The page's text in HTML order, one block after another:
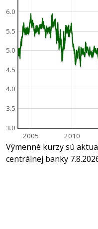
2005 2010
3.0
3.5
4.0
4.5
5.0
5.5
6.0
Výmenné kurzy sú
centrálnej banky